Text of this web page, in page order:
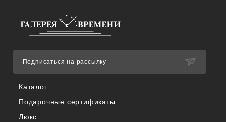
Каталог
Подарочные сертификаты
Люкс
Подписаться на рассылку